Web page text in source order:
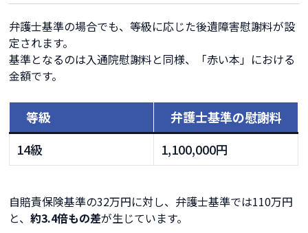
弁護士基準の場合でも、等級に応じた後遺障害慰謝料が設
定されます。
基準となるのは入通院慰謝料と同様、「赤い本」における
金額です。
等級
弁護士基準の慰謝料
14級
1,100,000円
自賠責保険基準の32万円に対し、弁護士基準では110万円
と、約3.4倍もの差が生じています。